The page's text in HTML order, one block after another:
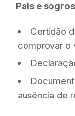
Pais e
Certidão
comprovar o
ausência de